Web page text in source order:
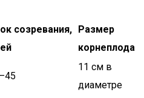
созревания, Размер
корнеплода
11 см в
диаметре